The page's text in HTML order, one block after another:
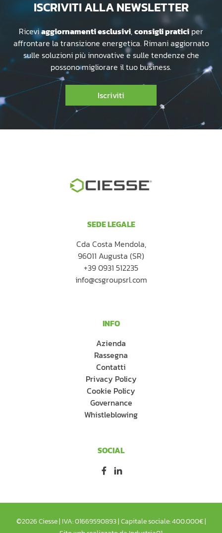
ISCRIVITI ALLA NEWSLETTER
Riceviaggiornamenti esclusivi,consigli pratici per
affrontare la transizione energetica. Rimani aggiornato
sulle soluzioni più innovative e sulle tendenze che
possono migliorare il tuo business.
Iscriviti
SEDE LEGALE
Cda Costa Mendola,
96011 Augusta (SR)
+39 0931 512235
info@csgroupsrl.com
INFO
Azienda
Rassegna
Contatti
Privacy Policy
Cookie Policy
Governance
Whistleblowing
SOCIAL
Facebook
Linkedin
©2026 Ciesse | IVA: 01669590893 | Capitale sociale: 400.000€ |